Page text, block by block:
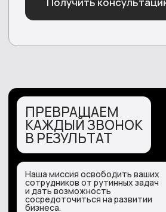
НАШИ СОТРУДНИКИ
РАБОТАЮТ
Санкт-Петербург Москва
Ярославль Липецк
196006 , ул. Заставская,
д.33,
литера ТА,пом\пом 35-
398059, ул. М. Н.